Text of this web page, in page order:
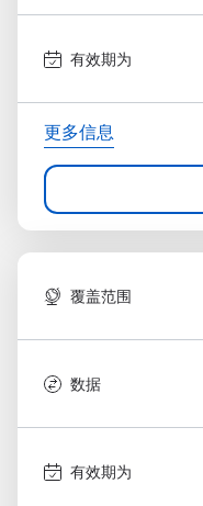
有效期为
更多信息
覆盖范围
数据
有效期为